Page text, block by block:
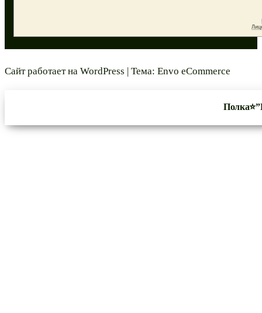
Сайт работает на WordPress | Тема: Envo eCommerce